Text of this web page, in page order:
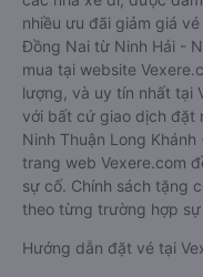
nhiều ưu đãi giảm giá
Đồng Nai từ Ninh Hải -
mua tại website
lượng, và uy tín nhất tại
với bất cứ giao dịch đặt
Ninh Thuận Long
trang web Vexere.com
sự cố. Chính sách tặng
theo từng trường hợp sự
Hướng dẫn đặt vé tại